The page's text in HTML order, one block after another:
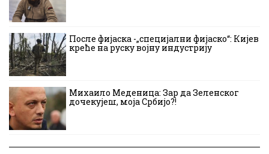
После фијаска -„специјални фијаско“: Кијев
креће на руску војну индустрију
Михаило Меденица: Зар да Зеленског
дочекујеш, моја Србијо?!